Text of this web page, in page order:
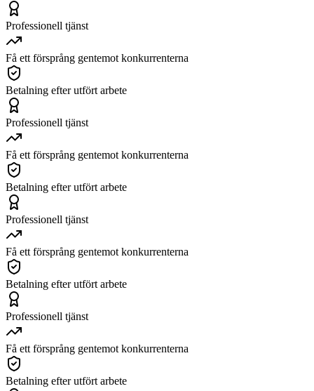
Professionell tjänst
Få ett försprång gentemot konkurrenterna
Betalning efter utfört arbete
Professionell tjänst
Få ett försprång gentemot konkurrenterna
Betalning efter utfört arbete
Professionell tjänst
Få ett försprång gentemot konkurrenterna
Betalning efter utfört arbete
Professionell tjänst
Få ett försprång gentemot konkurrenterna
Betalning efter utfört arbete